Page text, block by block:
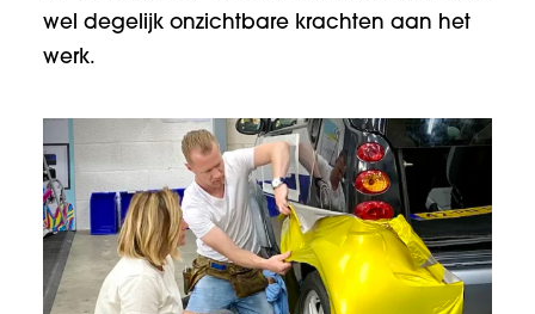
wel degelijk onzichtbare krachten aan het
werk.